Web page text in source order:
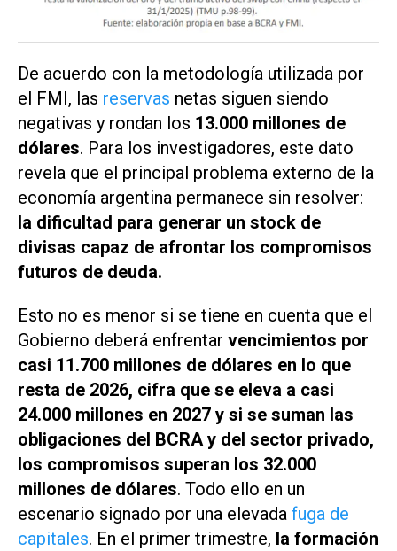
De acuerdo con la metodología utilizada por
el FMI, las reservas netas siguen siendo
negativas y rondan los 13.000 millones de
dólares. Para los investigadores, este dato
revela que el principal problema externo de la
economía argentina permanece sin resolver:
la dificultad para generar un stock de
divisas capaz de afrontar los compromisos
futuros de deuda.
Esto no es menor si se tiene en cuenta que el
Gobierno deberá enfrentar vencimientos por
casi 11.700 millones de dólares en lo que
resta de 2026, cifra que se eleva a casi
24.000 millones en 2027 y si se suman las
obligaciones del BCRA y del sector privado,
los compromisos superan los 32.000
millones de dólares. Todo ello en un
escenario signado por una elevada fuga de
capitales. En el primer trimestre, la formación